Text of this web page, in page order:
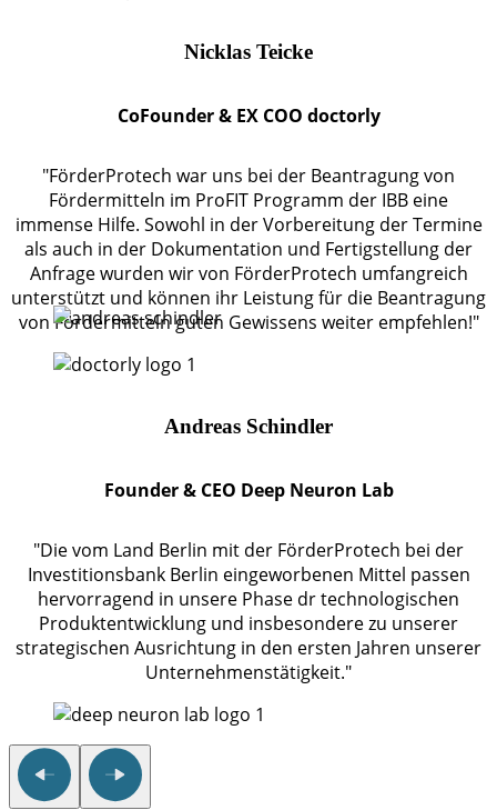
Nicklas Teicke
CoFounder & EX COO doctorly
"FörderProtech war uns bei der Beantragung von
Fördermitteln im ProFIT Programm der IBB eine
immense Hilfe. Sowohl in der Vorbereitung der Termine
als auch in der Dokumentation und Fertigstellung der
Anfrage wurden wir von FörderProtech umfangreich
unterstützt und können ihr Leistung für die Beantragung
von Fördermitteln guten Gewissens weiter empfehlen!"
Andreas Schindler
Founder & CEO Deep Neuron Lab
"Die vom Land Berlin mit der FörderProtech bei der
Investitionsbank Berlin eingeworbenen Mittel passen
hervorragend in unsere Phase dr technologischen
Produktentwicklung und insbesondere zu unserer
strategischen Ausrichtung in den ersten Jahren unserer
Unternehmenstätigkeit."